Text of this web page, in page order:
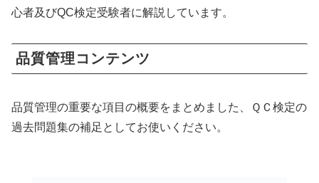
心者及びQC検定受験者に解説しています。
品質管理コンテンツ
品質管理の重要な項目の概要をまとめました、ＱＣ検定の
過去問題集の補足としてお使いください。